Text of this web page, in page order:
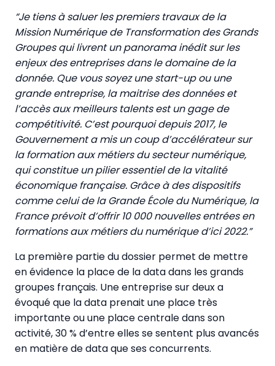
“Je tiens à saluer les premiers travaux de la
Mission Numérique de Transformation des Grands
Groupes qui livrent un panorama inédit sur les
enjeux des entreprises dans le domaine de la
donnée. Que vous soyez une start-up ou une
grande entreprise, la maitrise des données et
l’accès aux meilleurs talents est un gage de
compétitivité. C’est pourquoi depuis 2017, le
Gouvernement a mis un coup d’accélérateur sur
la formation aux métiers du secteur numérique,
qui constitue un pilier essentiel de la vitalité
économique française. Grâce à des dispositifs
comme celui de la Grande École du Numérique, la
France prévoit d’offrir 10 000 nouvelles entrées en
formations aux métiers du numérique d’ici 2022.”
La première partie du dossier permet de mettre
en évidence la place de la data dans les grands
groupes français. Une entreprise sur deux a
évoqué que la data prenait une place très
importante ou une place centrale dans son
activité, 30 % d’entre elles se sentent plus avancés
en matière de data que ses concurrents.